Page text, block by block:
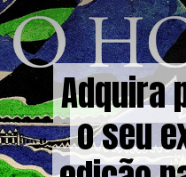
Adquira
o seu
Adquira
o seu